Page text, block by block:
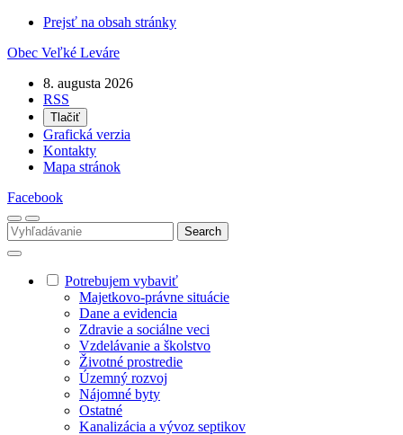
Prejsť na obsah stránky
Obec Veľké Leváre
8. augusta 2026
RSS
Tlačiť
Grafická verzia
Kontakty
Mapa stránok
Facebook
Potrebujem vybaviť
Majetkovo-právne situácie
Dane a evidencia
Zdravie a sociálne veci
Vzdelávanie a školstvo
Životné prostredie
Územný rozvoj
Nájomné byty
Ostatné
Kanalizácia a vývoz septikov